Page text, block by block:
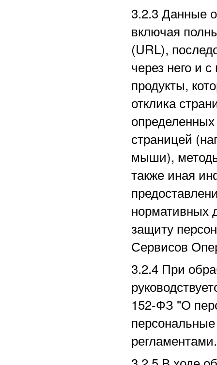
3.2.3 Данные
включая
(URL),
через него и
продукты,
отклика
страницей
мыши),
также иная
нормативных
защиту
Сервисов
3.2.4 При
152-ФЗ "О
регламентами.